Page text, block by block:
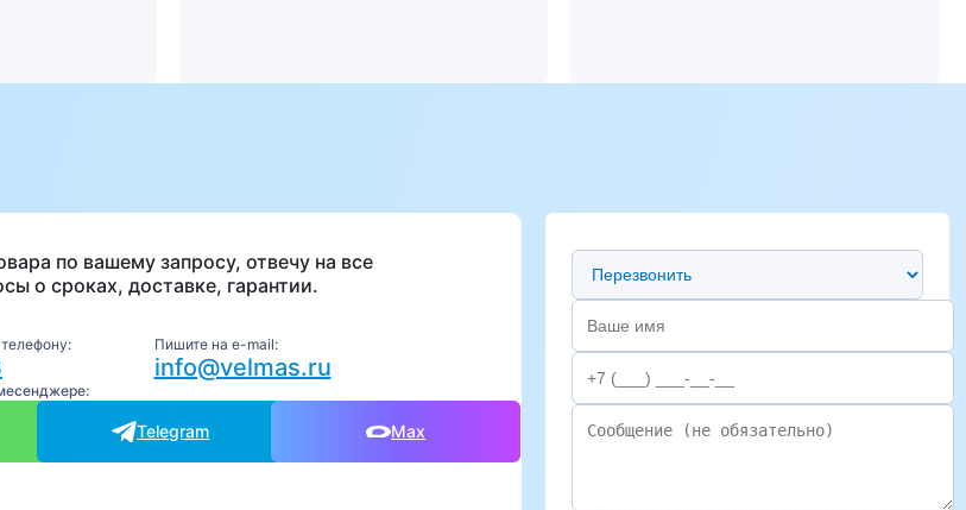
по вашему запросу, отвечу на все
о сроках, доставке, гарантии.
Пишите на e-mail:
info@velmas.ru
Telegram Max
Предпочтительный способ связи